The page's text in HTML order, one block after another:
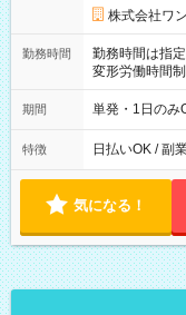
株式会社ワ
勤務時間
勤務時間は指
変形労働時間制 想定
10/26 全日共
～9/19のみ下記
00
期間 単発・1日のみ
特徴 日払いOK / 副
気になる！